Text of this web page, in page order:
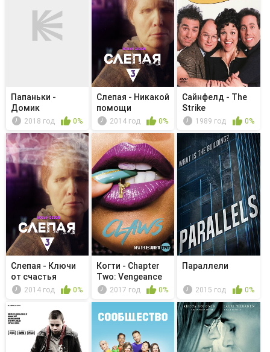
Папаньки -
Домик
2018 год 0%
Слепая - Никакой
помощи
2014 год 0%
Сайнфелд - The
Strike
1989 год 0%
Слепая - Ключи
от счастья
2014 год 0%
Когти - Chapter
Two: Vengeance
2017 год 0%
Параллели
2015 год 0%